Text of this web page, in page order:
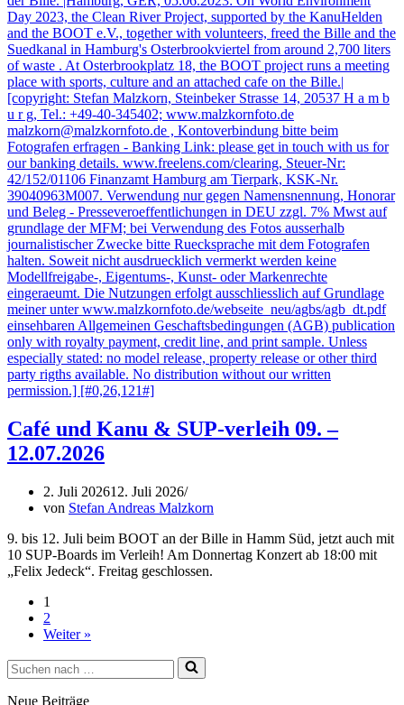
Café und Kanu & SUP-verleih 09. –
12.07.2026
2. Juli 202612. Juli 2026
von Stefan Andreas Malzkorn
9. bis 12. Juli beim BOOT an der Bille in Hamm Süd, jetzt auch mit
10 SUP-Boards im Verleih! Am Donnertag Konzert ab 18:00 mit
„Felix Jedeck“. Freitag geschlossen.
1
2
Weiter »
Suchen
nach …
Neue Beiträge